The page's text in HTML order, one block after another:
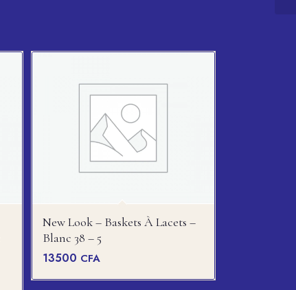
New Look – Baskets À Lacets –
Blanc 38 – 5
13500 CFA